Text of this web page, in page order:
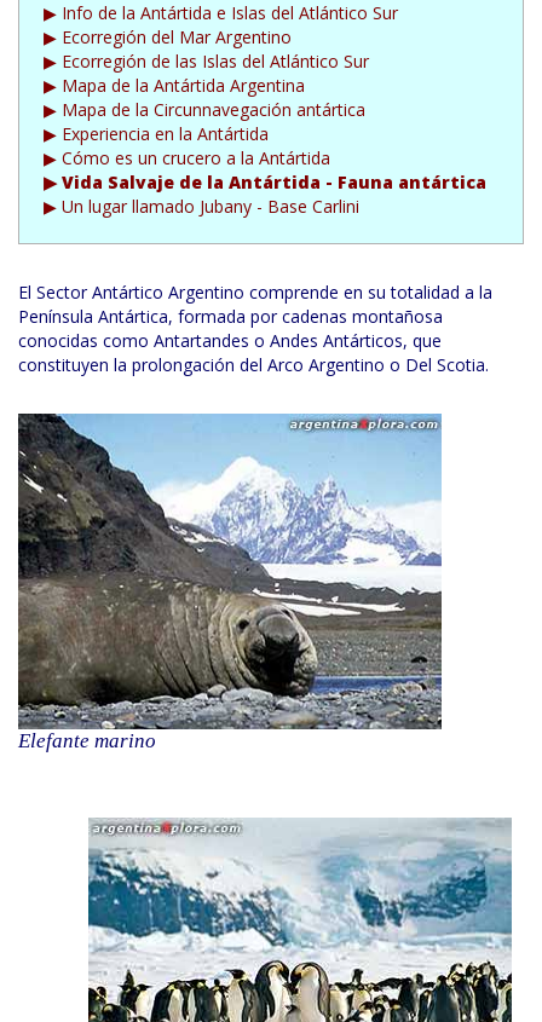
▶ Info de la Antártida e Islas del Atlántico Sur
▶ Ecorregión del Mar Argentino
▶ Ecorregión de las Islas del Atlántico Sur
▶ Mapa de la Antártida Argentina
▶ Mapa de la Circunnavegación antártica
▶ Experiencia en la Antártida
▶ Cómo es un crucero a la Antártida
▶ Vida Salvaje de la Antártida - Fauna antártica
▶ Un lugar llamado Jubany - Base Carlini
El Sector Antártico Argentino comprende en su totalidad a la
Península Antártica, formada por cadenas montañosa
conocidas como Antartandes o Andes Antárticos, que
constituyen la prolongación del Arco Argentino o Del Scotia.
Elefante marino